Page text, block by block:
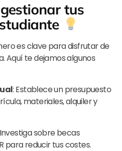
tus
es clave para disfrutar de
Aquí te dejamos algunos
: Establece un presupuesto
materiales, alquiler y
sobre becas
para reducir tus costes.